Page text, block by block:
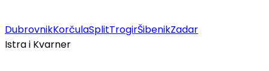
DubrovnikKorčulaSplitTrogirŠibenikZadar
Istra i Kvarner